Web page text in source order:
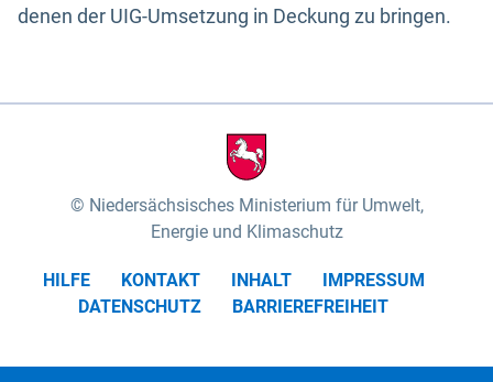
denen der UIG-Umsetzung in Deckung zu bringen.
Niedersächsisches Ministerium für Umwelt,
Energie und Klimaschutz
HILFE KONTAKT INHALT
IMPRESSUM
DATENSCHUTZ
BARRIEREFREIHEIT